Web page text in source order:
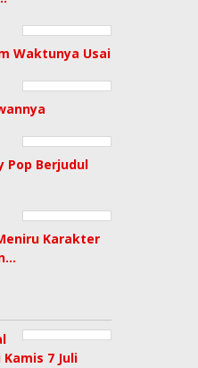
Waktunya Usai
Pop Berjudul
Karakter
7 Juli